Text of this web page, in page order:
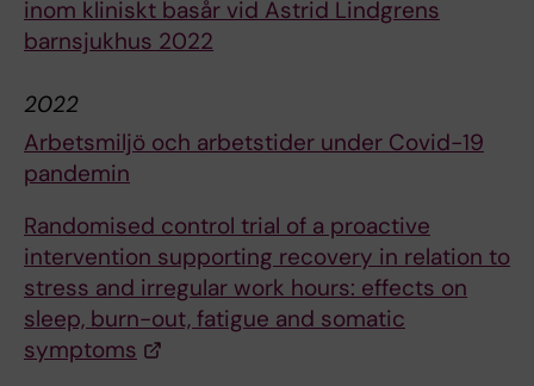
inom kliniskt basår vid Astrid Lindgrens
barnsjukhus 2022
2022
Arbetsmiljö och arbetstider under Covid-19
pandemin
Randomised control trial of a proactive
intervention supporting recovery in relation to
stress and irregular work hours: effects on
sleep, burn-out, fatigue and somatic
symptoms